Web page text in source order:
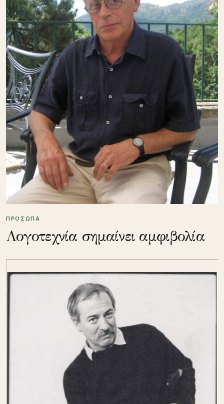
ΠΡΟΣΩΠΑ
Λογοτεχνία σημαίνει αμφιβολία